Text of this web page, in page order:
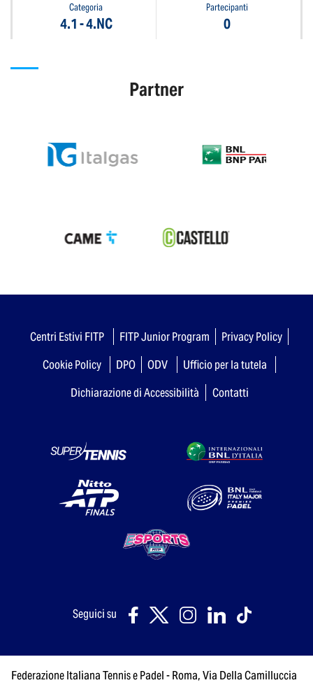
Categoria
4.1 - 4.NC
Partecipanti
0
Partner
Centri Estivi FITP FITP Junior Program
Privacy Policy
Cookie Policy
DPO ODV
Ufficio per la tutela
Dichiarazione di Accessibilità
Contatti
Seguici su
Federazione Italiana Tennis e Padel - Roma, Via Della Camilluccia